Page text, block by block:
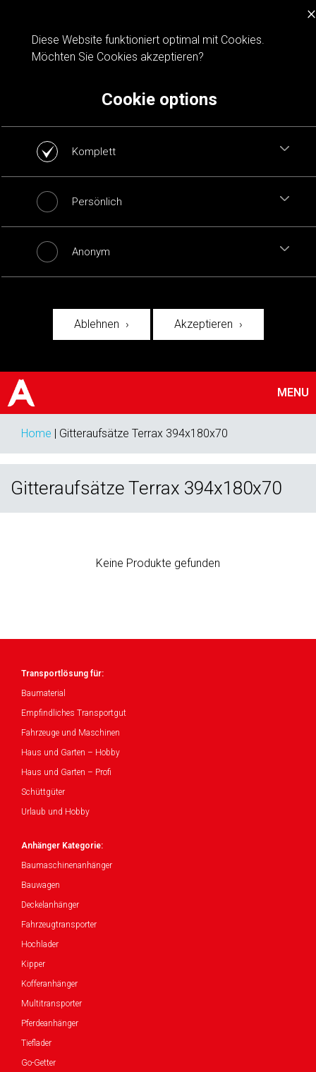
Cookie notification
×
Diese Website funktioniert optimal mit Cookies.
Möchten Sie Cookies akzeptieren?
Cookie options
Komplett
Persönlich
Anonym
Ablehnen Akzeptieren
MENU
Home | Gitteraufsätze Terrax 394x180x70
Gitteraufsätze Terrax 394x180x70
Keine Produkte gefunden
Transportlösung für:
Baumaterial
Empfindliches Transportgut
Fahrzeuge und Maschinen
Haus und Garten – Hobby
Haus und Garten – Profi
Schüttgüter
Urlaub und Hobby
Anhänger Kategorie:
Baumaschinenanhänger
Bauwagen
Deckelanhänger
Fahrzeugtransporter
Hochlader
Kipper
Kofferanhänger
Multitransporter
Pferdeanhänger
Tieflader
Go-Getter